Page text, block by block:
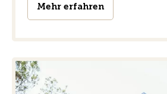
Mehr erfahren